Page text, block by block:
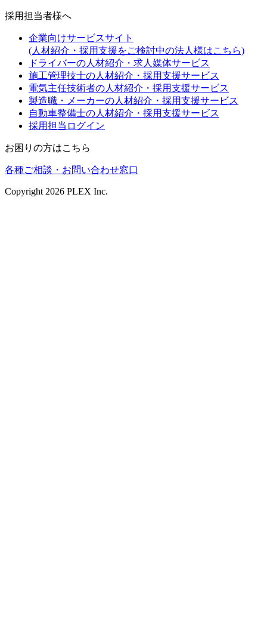
採用担当者様へ
企業向けサービスサイト
(人材紹介・採用支援をご検討中の法人様はこちら)
ドライバーの人材紹介・求人媒体サービス
施工管理技士の人材紹介・採用支援サービス
電気主任技術者の人材紹介・採用支援サービス
製造職・メーカーの人材紹介・採用支援サービス
自動車整備士の人材紹介・採用支援サービス
採用担当ログイン
お困りの方はこちら
各種ご相談・お問い合わせ窓口
Copyright 2026 PLEX Inc.